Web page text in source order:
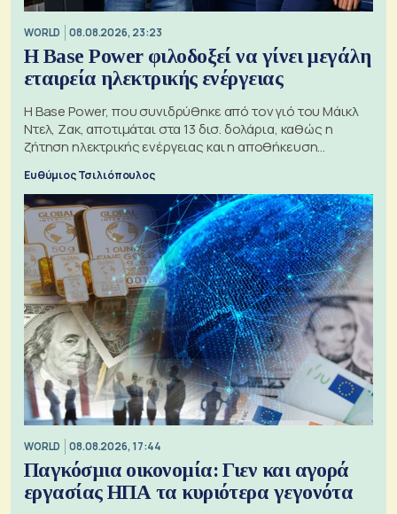
WORLD 08.08.2026, 23:23
Η Base Power φιλοδοξεί να γίνει μεγάλη
εταιρεία ηλεκτρικής ενέργειας
Η Base Power, που συνιδρύθηκε από τον γιό του Μάικλ
Ντελ, Ζακ, αποτιμάται στα 13 δισ. δολάρια, καθώς η
ζήτηση ηλεκτρικής ενέργειας και η αποθήκευση
Ευθύμιος Τσιλιόπουλος
WORLD 08.08.2026, 17:44
Παγκόσμια οικονομία: Γιεν και αγορά
εργασίας ΗΠΑ τα κυριότερα γεγονότα